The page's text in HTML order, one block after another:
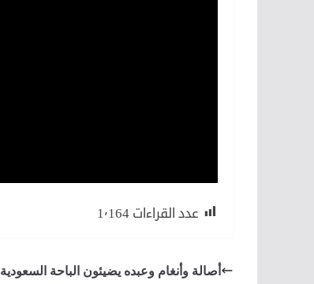
عدد القراءات 1٬164
أصالة وأنغام وعبده يضيئون الباحة السعودية